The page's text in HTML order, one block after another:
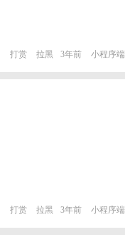
打赏 拉黑 3年前 小程序端
打赏 拉黑 3年前 小程序端